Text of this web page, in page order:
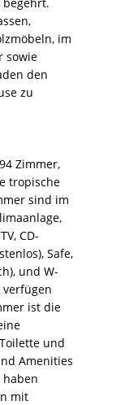
im
sowie
den
zu
Zimmer,
tropische
sind im
CD-
Safe,
und W-
verfügen
ist die
und
Amenities
haben
mit